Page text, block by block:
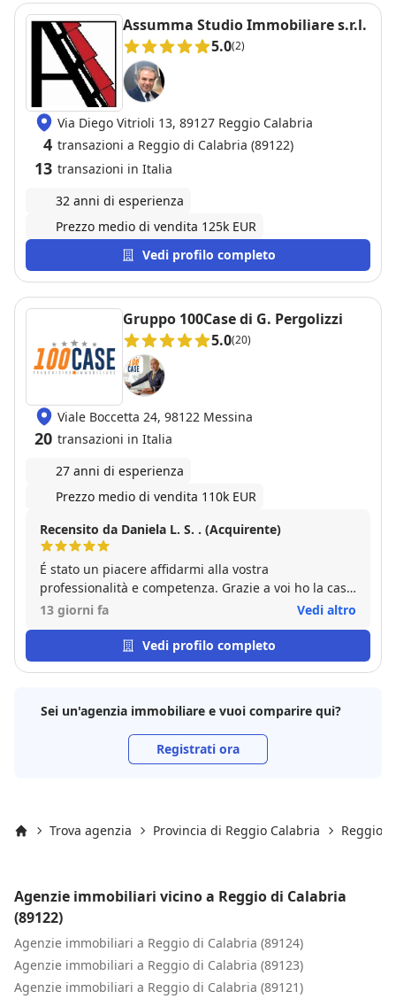
Assumma Studio Immobiliare s.r.l.
5.0(2)
Via Diego Vitrioli 13, 89127 Reggio Calabria
4 transazioni a Reggio di Calabria (89122)
13 transazioni in Italia
32 anni di esperienza
Prezzo medio di vendita 125k EUR
Vedi profilo completo
Gruppo 100Case di G. Pergolizzi
5.0(20)
Viale Boccetta 24, 98122 Messina
20 transazioni in Italia
27 anni di esperienza
Prezzo medio di vendita 110k EUR
Recensito da Daniela L. S. . (Acquirente)
É stato un piacere affidarmi alla vostra
professionalità e competenza. Grazie a voi ho la casa
che desideravo.
13 giorni fa Vedi altro
Vedi profilo completo
Sei un'agenzia immobiliare e vuoi comparire qui?
Registrati ora
Trova agenzia Provincia di Reggio Calabria Reggio
Agenzie immobiliari vicino a Reggio di Calabria
(89122)
Agenzie immobiliari a Reggio di Calabria (89124)
Agenzie immobiliari a Reggio di Calabria (89123)
Agenzie immobiliari a Reggio di Calabria (89121)